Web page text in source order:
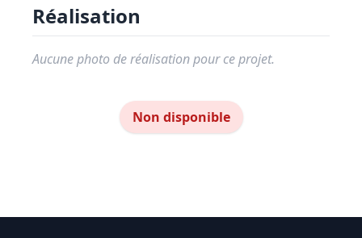
Réalisation
Aucune photo de réalisation pour ce projet.
Non disponible